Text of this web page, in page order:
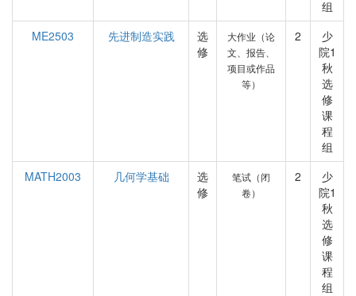
组
ME2503
先进制造实践
选
修
大作业（论
文、报告、
项目或作品
等）
2
少
院1
秋
选
修
课
程
组
MATH2003
几何学基础
选
修
笔试（闭
卷）
2
少
院1
秋
选
修
课
程
组